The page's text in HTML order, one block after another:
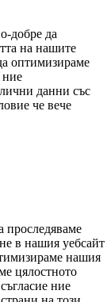
добре да
на нашите
оптимизираме
ние
данни със
че вече
проследяваме
в нашия уебсайт
нашия
цялостното
ние